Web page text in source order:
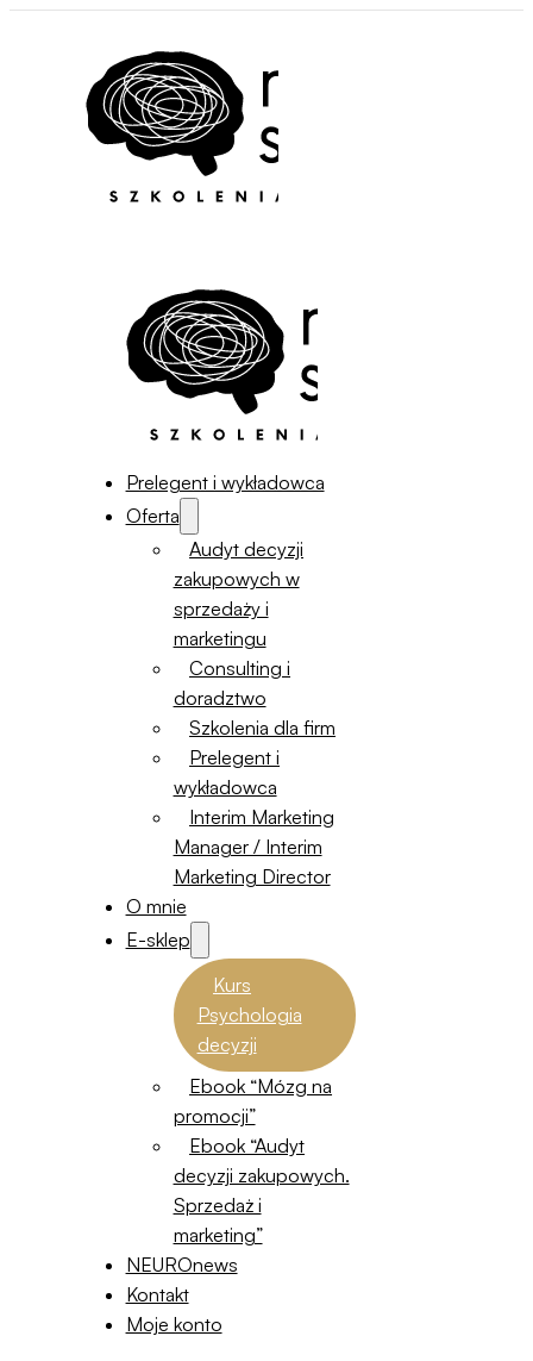
Prelegent i wykładowca
Oferta
Audyt decyzji
zakupowych w
sprzedaży i
marketingu
Consulting i
doradztwo
Szkolenia dla firm
Prelegent i
wykładowca
Interim Marketing
Manager / Interim
Marketing Director
O mnie
E-sklep
Kurs
Psychologia
decyzji
Ebook “Mózg na
promocji”
Ebook “Audyt
decyzji zakupowych.
Sprzedaż i
marketing”
NEUROnews
Kontakt
Moje konto